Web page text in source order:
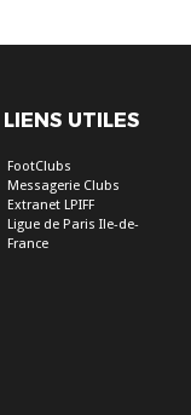
LIENS UTILES
FootClubs
Messagerie Clubs
Extranet LPIFF
Ligue de Paris Ile-de-
France